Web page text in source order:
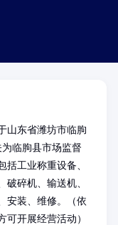
山东省潍坊市临朐
临朐县市场监督
括工业称重设备、
破碎机、输送机、
安装、维修。（依
可开展经营活动）